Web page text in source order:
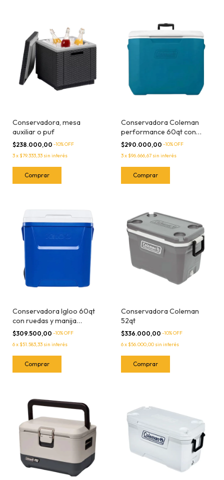
Conservadora, mesa
auxiliar o puf
$238.000,00 -10% OFF
3x$79.333,33 sin interés
Conservadora Coleman
performance 60qt con
ruedas ocean
$290.000,00 -10% OFF
3x$96.666,67 sin interés
Conservadora Igloo 60qt
con ruedas y manija
telescopica
$309.500,00 -10% OFF
6x$51.583,33 sin interés
Conservadora Coleman
52qt
$336.000,00 -10% OFF
6x$56.000,00 sin interés